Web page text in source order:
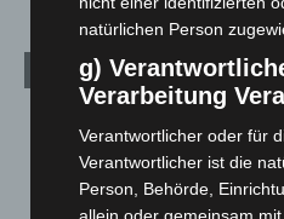
Archiv
Juli 2026(73)
Juni 2026(139)
natürlichen Person
g)
Verarbeitung
Verantwortlicher oder für
Verantwortlicher ist die
Person, Behörde,